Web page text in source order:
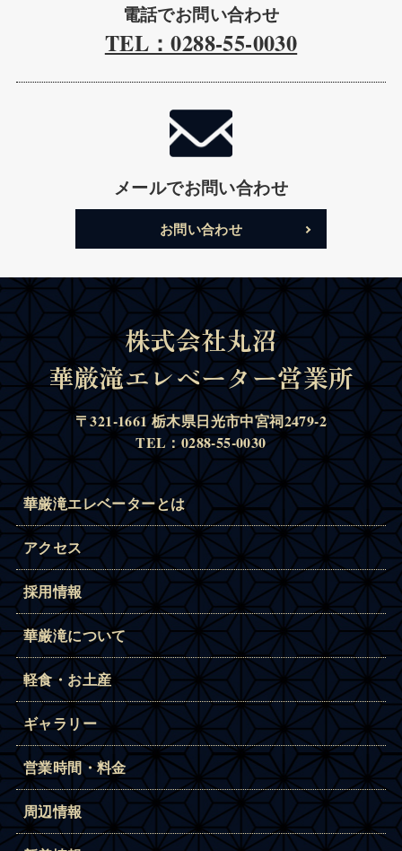
電話でお問い合わせ
TEL：0288-55-0030
メールでお問い合わせ
お問い合わせ
株式会社丸沼
華厳滝エレベーター営業所
〒321-1661 栃木県日光市中宮祠2479-2
TEL：0288-55-0030
華厳滝エレベーターとは
アクセス
採用情報
華厳滝について
軽食・お土産
ギャラリー
営業時間・料金
周辺情報